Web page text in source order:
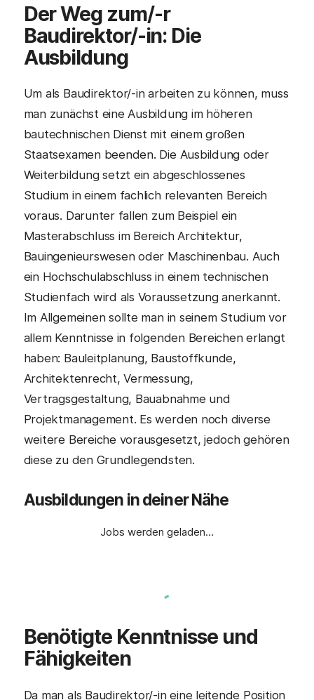
Der Weg zum/-r
Baudirektor/-in: Die
Ausbildung
Um als Baudirektor/-in arbeiten zu können, muss
man zunächst eine Ausbildung im höheren
bautechnischen Dienst mit einem großen
Staatsexamen beenden. Die Ausbildung oder
Weiterbildung setzt ein abgeschlossenes
Studium in einem fachlich relevanten Bereich
voraus. Darunter fallen zum Beispiel ein
Masterabschluss im Bereich Architektur,
Bauingenieurswesen oder Maschinenbau. Auch
ein Hochschulabschluss in einem technischen
Studienfach wird als Voraussetzung anerkannt.
Im Allgemeinen sollte man in seinem Studium vor
allem Kenntnisse in folgenden Bereichen erlangt
haben: Bauleitplanung, Baustoffkunde,
Architektenrecht, Vermessung,
Vertragsgestaltung, Bauabnahme und
Projektmanagement. Es werden noch diverse
weitere Bereiche vorausgesetzt, jedoch gehören
diese zu den Grundlegendsten.
Ausbildungen in deiner Nähe
Jobs werden geladen…
Benötigte Kenntnisse und
Fähigkeiten
Da man als Baudirektor/-in eine leitende Position